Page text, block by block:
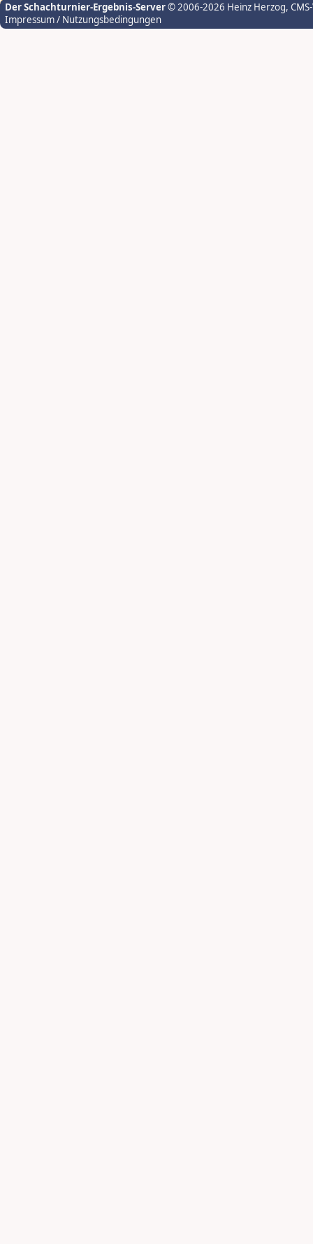
Der Schachturnier-Ergebnis-Server© 2006-2026 Heinz Herzog,
Impressum / Nutzungsbedingungen